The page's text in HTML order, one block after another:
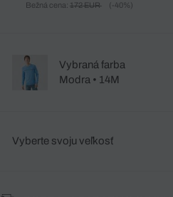
Bežná cena: 172 EUR (-40%)
Vybraná farba
Modra • 14M
Vyberte svoju veľkosť